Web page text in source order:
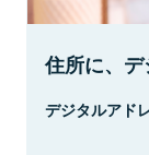
住所に、デ
デジタルアド